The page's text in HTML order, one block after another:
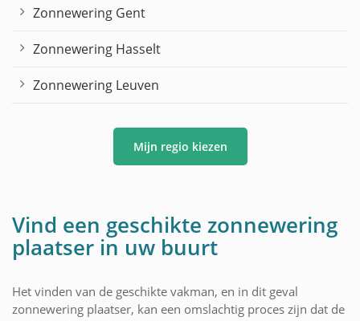
Zonnewering Gent
Zonnewering Hasselt
Zonnewering Leuven
Mijn regio kiezen
Vind een geschikte zonnewering
plaatser in uw buurt
Het vinden van de geschikte vakman, en in dit geval
zonnewering plaatser, kan een omslachtig proces zijn dat de